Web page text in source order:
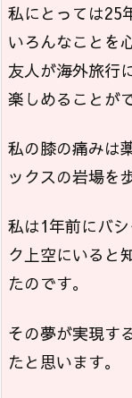
私にとっては25
いろんなことを
友人が海外旅行
楽しめることが
私の膝の痛みは
ックスの岩場を
私は1年前にバ
ク上空にいると
たのです。
その夢が実現す
たと思います。